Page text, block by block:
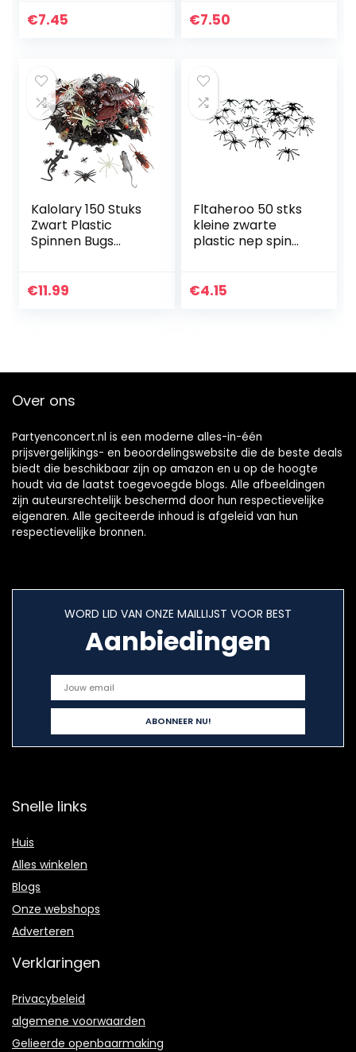
intrekbare bretels,
€7.45 €7.50
Kalolary 150 Stuks
Zwart Plastic
Spinnen Bugs
Nep Insect Ratten
€11.99
Fltaheroo 50 stks
kleine zwarte
plastic nep spin
grappige grap
€4.15
Over ons
Partyenconcert.nl is een moderne alles-in-één
prijsvergelijkings- en beoordelingswebsite die de beste deals
biedt die beschikbaar zijn op amazon en u op de hoogte
houdt via de laatst toegevoegde blogs. Alle afbeeldingen
zijn auteursrechtelijk beschermd door hun respectievelijke
eigenaren. Alle geciteerde inhoud is afgeleid van hun
respectievelijke bronnen.
WORD LID VAN ONZE MAILLIJST VOOR BEST
Aanbiedingen
Snelle links
Huis
Alles winkelen
Blogs
Onze webshops
Adverteren
Verklaringen
Privacybeleid
algemene voorwaarden
Gelieerde openbaarmaking